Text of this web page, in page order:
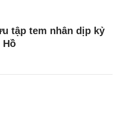
tập tem nhân dịp kỷ
Hồ